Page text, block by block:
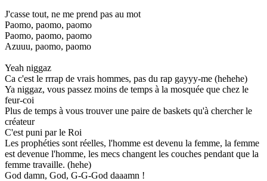
J'casse tout, ne me prend pas au mot
Paomo, paomo, paomo
Paomo, paomo, paomo
Azuuu, paomo, paomo
Yeah niggaz
Ca c'est le rrrap de vrais hommes, pas du rap gayyy-me (hehehe)
Ya niggaz, vous passez moins de temps à la mosquée que chez le
feur-coi
Plus de temps à vous trouver une paire de baskets qu'à chercher le
créateur
C'est puni par le Roi
Les prophéties sont réelles, l'homme est devenu la femme, la femme
est devenue l'homme, les mecs changent les couches pendant que la
femme travaille. (hehe)
God damn, God, G-G-God daaamn !